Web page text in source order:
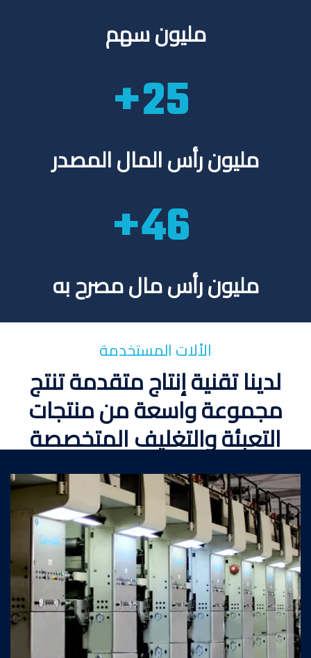
مليون سهم
28
مليون رأس المال المصدر
50
مليون رأس مال مصرح به
الألات المستخدمة
لدينا تقنية إنتاج متقدمة تنتج
مجموعة واسعة من منتجات
التعبئة والتغليف المتخصصة